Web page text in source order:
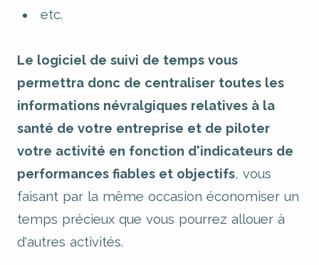
etc.
Le logiciel de suivi de temps vous
permettra donc de centraliser toutes les
informations névralgiques relatives à la
santé de votre entreprise et de piloter
votre activité en fonction d'indicateurs de
performances fiables et objectifs, vous
faisant par la même occasion économiser un
temps précieux que vous pourrez allouer à
d'autres activités.